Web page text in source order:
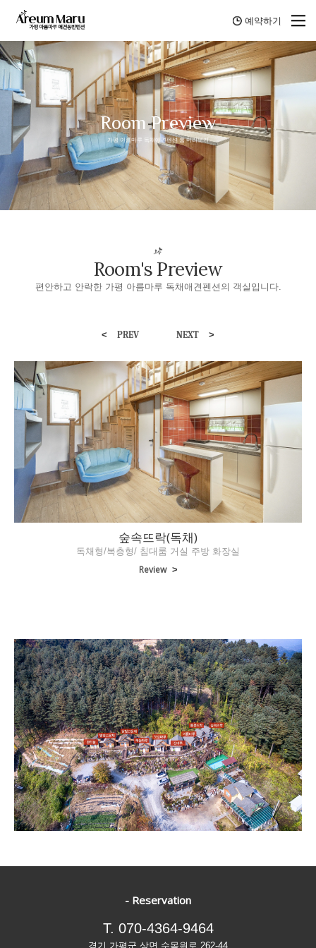
예약하기
Room Preview
가평 아름마루 독채애견펜션 룸 미리보기
Room's Preview
편안하고 안락한 가평 아름마루 독채애견펜션의 객실입니다.
< PREV NEXT >
숲속뜨락(독채)
독채형/복층형/ 침대룸 거실 주방 화장실
Review >
- Reservation
T. 070-4364-9464
경기 가평군 상면 수목원로 262-44